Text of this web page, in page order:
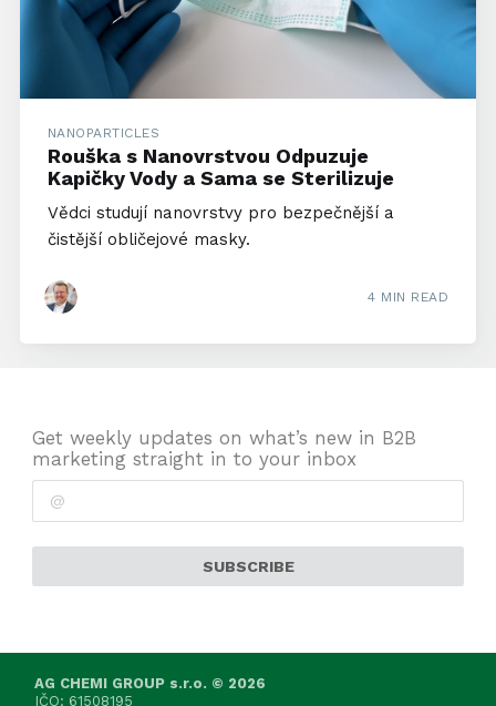
NANOPARTICLES
Rouška s Nanovrstvou Odpuzuje
Kapičky Vody a Sama se Sterilizuje
Vědci studují nanovrstvy pro bezpečnější a
čistější obličejové masky.
4 MIN READ
Get weekly updates on what’s new in B2B
marketing straight in to your inbox
SUBSCRIBE
AG CHEMI GROUP s.r.o. © 2026
IČO: 61508195